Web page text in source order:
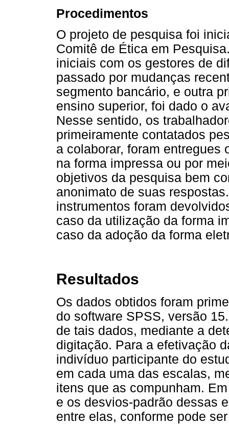
Procedimentos
O projeto de pesquisa foi
Comitê de Ética em
iniciais com os gestores de
passado por mudanças
segmento bancário, e outra
ensino superior, foi dado o
Nesse sentido, os
primeiramente contatados
a colaborar, foram entregues
na forma impressa ou por
objetivos da pesquisa bem
anonimato de suas
instrumentos foram
caso da utilização da forma
caso da adoção da forma
Resultados
Os dados obtidos foram
do software SPSS, versão
de tais dados, mediante a
digitação. Para a efetivação
indivíduo participante do
em cada uma das escalas,
itens que as compunham.
e os desvios-padrão dessas
entre elas, conforme pode